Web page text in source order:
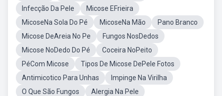
Infecção Da Pele
Micose EFrieira
MicoseNa Sola Do Pé
MicoseNa Mão
Pano Branco
Micose DeAreia No Pe
Fungos NosDedos
Micose NoDedo Do Pé
Coceira NoPeito
PéCom Micose
Tipos De Micose DePele Fotos
Antimicotico Para Unhas
Impinge Na Virilha
O Que São Fungos
Alergia Na Pele